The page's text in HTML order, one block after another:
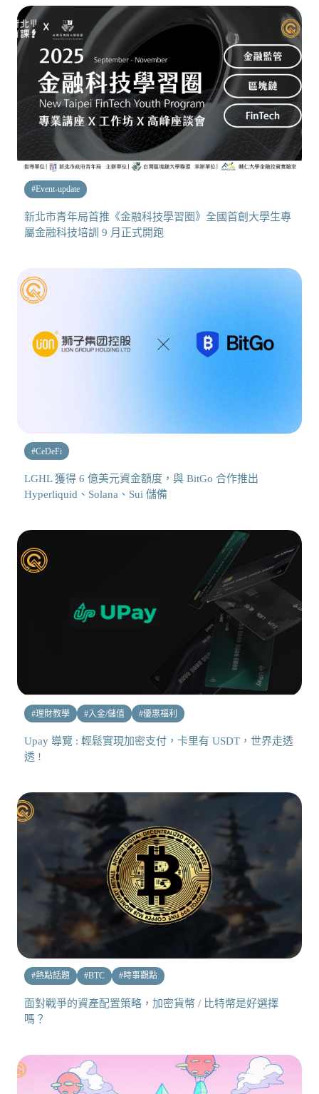
#Event-update
新北市青年局首推《金融科技學習圈》全國首創大學生專
屬金融科技培訓 9 月正式開跑
#CeDeFi
LGHL 獲得 6 億美元資金額度，與 BitGo 合作推出
Hyperliquid、Solana、Sui 儲備
#理財教學 #入金/儲值 #優惠福利
Upay 導覽 : 輕鬆實現加密支付，卡里有 USDT，世界走透
透 !
#熱點話題 #BTC #時事觀點
面對戰爭的資產配置策略，加密貨幣 / 比特幣是好選擇
嗎？